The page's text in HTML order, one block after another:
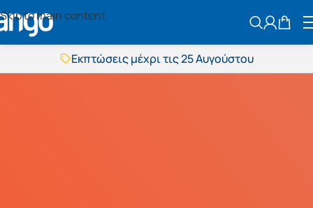
Skip to main content
Εκπτώσεις μέχρι τις 25 Αυγούστου
Δωρεάν μεταφορικά
BOXNOW αποστολή